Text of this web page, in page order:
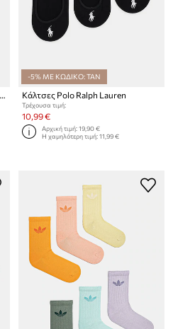
Κάλτσες adidas Originals 3-Stripes 3-pack
-5% ΜΕ ΚΩΔΙΚΟ: TAN
Κάλτσες Polo Ralph Lauren
Τρέχουσα τιμή:
10,99 €
Αρχική τιμή:19,90 €
Η χαμηλότερη τιμή:11,99 €